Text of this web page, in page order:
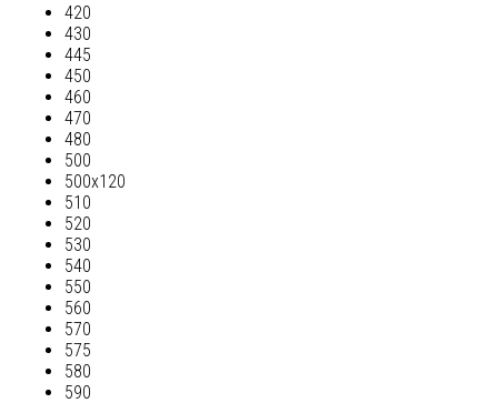
420
430
445
450
460
470
480
500
500х120
510
520
530
540
550
560
570
575
580
590